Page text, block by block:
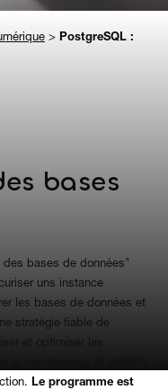
> PostgreSQL :
bases
des bases de données"
uns instance
les bases de données et
stratégie fiable de
Le programme est